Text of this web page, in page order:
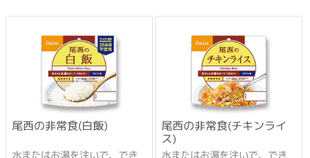
尾西の非常食(白飯) 尾西の非常食(チキンライ
ス)